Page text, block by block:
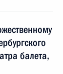
балета,